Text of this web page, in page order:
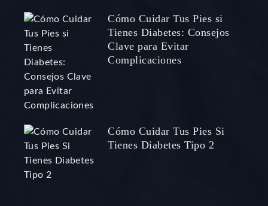
Cómo Cuidar Tus Pies si
Tienes Diabetes: Consejos
Clave para Evitar
Complicaciones
Cómo Cuidar Tus Pies Si
Tienes Diabetes Tipo 2